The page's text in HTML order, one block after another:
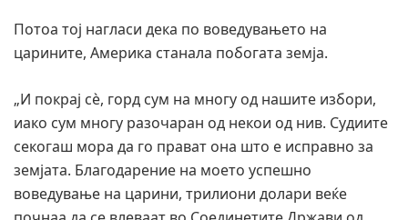
Потоа тој нагласи дека по воведувањето на
царините, Америка станала побогата земја.
„И покрај сè, горд сум на многу од нашите избори,
иако сум многу разочаран од некои од нив. Судиите
секогаш мора да го прават она што е исправно за
земјата. Благодарение на моето успешно
воведување на царини, трилиони долари веќе